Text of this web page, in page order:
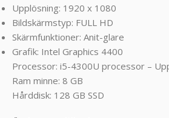
Upplösning: 1920 x 1080
Bildskärmstyp: FULL HD
Skärmfunktioner: Anit-glare
Grafik: Intel Graphics 4400
Processor: i5-4300U processor –
Ram minne: 8 GB
Hårddisk: 128 GB SSD